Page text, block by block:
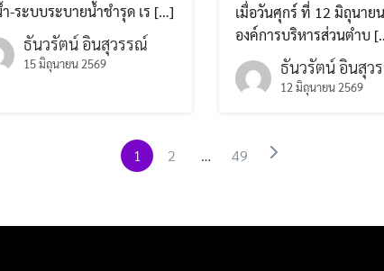
-ระบบระบายน้ำชำรุด เร […]
ธันวรัตน์ อินสุวรรณ์
15 มิถุนายน 2569
เมื่อวันศุกร์ ที่ 12 มิถุนาย
องค์การบริหารส่วนตำบ
ธันวรัตน์ อินสุว
12 มิถุนายน 2569
1 2 … 49